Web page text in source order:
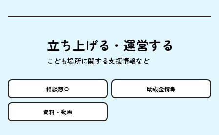
立ち上げる・ 運営する
こども場所に関する支援情報など
相談窓口 助成金情報
資料 ・ 動画